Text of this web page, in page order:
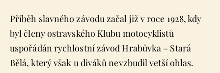
Příběh slavného závodu začal již v roce 1928, kdy
byl členy ostravského Klubu motocyklistů
uspořádán rychlostní závod Hrabůvka – Stará
Bělá, který však u diváků nevzbudil vetší ohlas.